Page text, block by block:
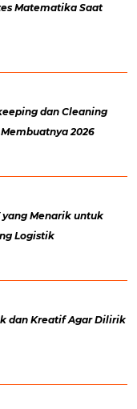
Matematika Saat
dan Cleaning
2026
yang Menarik untuk
Logistik
dan Kreatif Agar Dilirik